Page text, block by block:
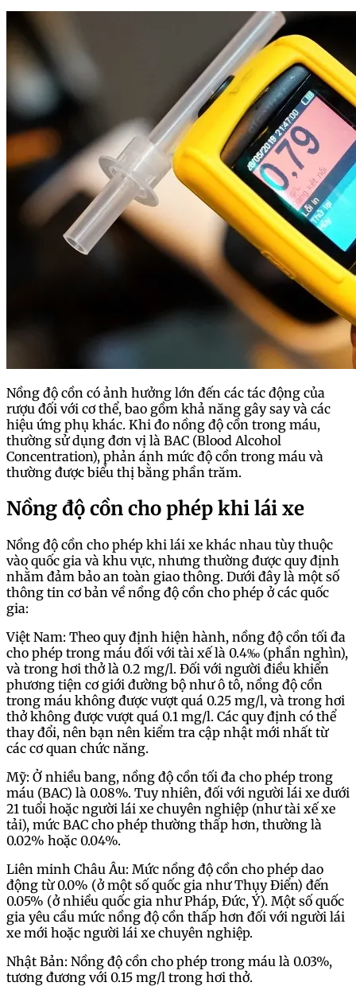
Nồng độ cồn có ảnh hưởng lớn đến các tác động của
rượu đối với cơ thể, bao gồm khả năng gây say và các
hiệu ứng phụ khác. Khi đo nồng độ cồn trong máu,
thường sử dụng đơn vị là BAC (Blood Alcohol
Concentration), phản ánh mức độ cồn trong máu và
thường được biểu thị bằng phần trăm.
Nồng độ cồn cho phép khi lái xe
Nồng độ cồn cho phép khi lái xe khác nhau tùy thuộc
vào quốc gia và khu vực, nhưng thường được quy định
nhằm đảm bảo an toàn giao thông. Dưới đây là một số
thông tin cơ bản về nồng độ cồn cho phép ở các quốc
gia:
Việt Nam: Theo quy định hiện hành, nồng độ cồn tối đa
cho phép trong máu đối với tài xế là 0.4‰ (phần nghìn),
và trong hơi thở là 0.2 mg/l. Đối với người điều khiển
phương tiện cơ giới đường bộ như ô tô, nồng độ cồn
trong máu không được vượt quá 0.25 mg/l, và trong hơi
thở không được vượt quá 0.1 mg/l. Các quy định có thể
thay đổi, nên bạn nên kiểm tra cập nhật mới nhất từ
các cơ quan chức năng.
Mỹ: Ở nhiều bang, nồng độ cồn tối đa cho phép trong
máu (BAC) là 0.08%. Tuy nhiên, đối với người lái xe dưới
21 tuổi hoặc người lái xe chuyên nghiệp (như tài xế xe
tải), mức BAC cho phép thường thấp hơn, thường là
0.02% hoặc 0.04%.
Liên minh Châu Âu: Mức nồng độ cồn cho phép dao
động từ 0.0% (ở một số quốc gia như Thụy Điển) đến
0.05% (ở nhiều quốc gia như Pháp, Đức, Ý). Một số quốc
gia yêu cầu mức nồng độ cồn thấp hơn đối với người lái
xe mới hoặc người lái xe chuyên nghiệp.
Nhật Bản: Nồng độ cồn cho phép trong máu là 0.03%,
tương đương với 0.15 mg/l trong hơi thở.